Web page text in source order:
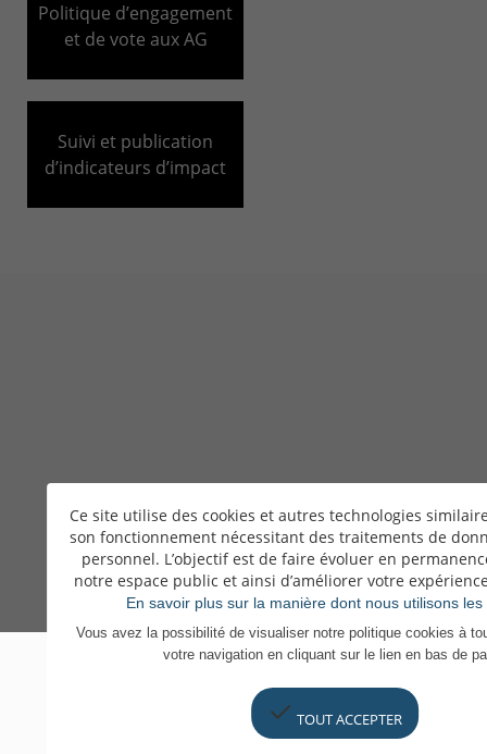
Politique d’engagement
et de vote aux AG
Suivi et publication
d’indicateurs d’impact
Ce site utilise des cookies et autres technologies
son fonctionnement nécessitant des traitements de
personnel. L’objectif est de faire évoluer en
notre espace public et ainsi d’améliorer votre
En savoir plus sur la manière dont nous utilisons les
Vous avez la possibilité de visualiser notre politique cookies à
votre navigation en cliquant sur le lien en bas de
TOUT ACCEPTER